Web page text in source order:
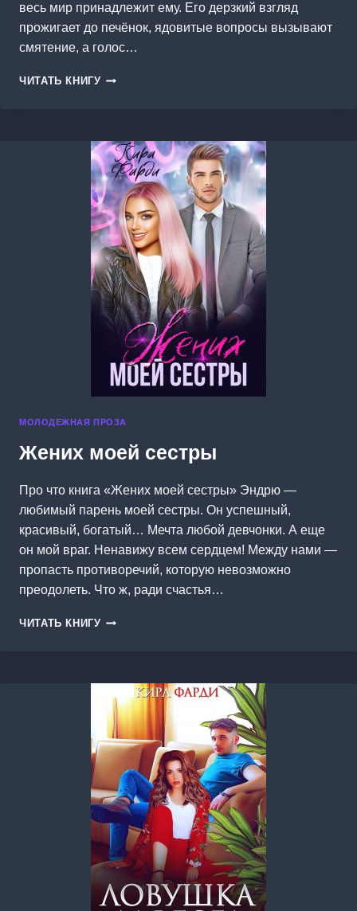
весь мир принадлежит ему. Его дерзкий взгляд
прожигает до печёнок, ядовитые вопросы вызывают
смятение, а голос…
ЧИТАТЬ КНИГУ МОЙ
ВРАГ?
МОЛОДЕЖНАЯ ПРОЗА
Жених моей сестры
Про что книга «Жених моей сестры» Эндрю —
любимый парень моей сестры. Он успешный,
красивый, богатый… Мечта любой девчонки. А еще
он мой враг. Ненавижу всем сердцем! Между нами —
пропасть противоречий, которую невозможно
преодолеть. Что ж, ради счастья…
ЧИТАТЬ КНИГУ ЖЕНИХ